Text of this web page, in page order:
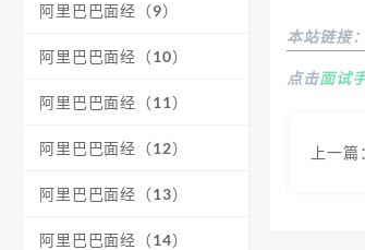
本站链接：
点击面试
上一
阿里巴巴面经（9）
阿里巴巴面经（10）
阿里巴巴面经（11）
阿里巴巴面经（12）
阿里巴巴面经（13）
阿里巴巴面经（14）